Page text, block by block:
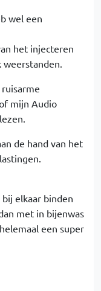
wel een
het injecteren
weerstanden.
mijn Audio
de hand van het
elkaar binden
met in bijenwas
een super